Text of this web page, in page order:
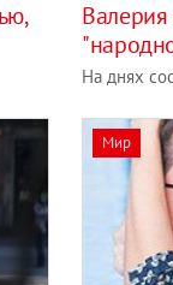
Валерия
На днях
Мир